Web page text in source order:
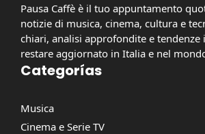
Pausa Caffè è il tuo appuntamento
notizie di musica, cinema, cultura e
chiari, analisi approfondite e
restare aggiornato in Italia e nel
Categorías
Musica
Cinema e Serie TV